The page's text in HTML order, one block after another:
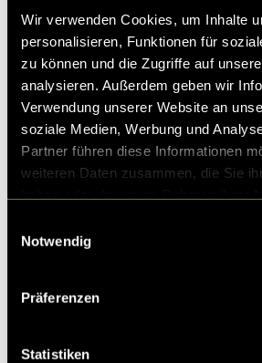
Wir verwenden Cookies, um Inhalte
personalisieren, Funktionen für
zu können und die Zugriffe auf
analysieren. Außerdem geben wir
Verwendung unserer Website an
soziale Medien, Werbung und
Partner führen diese Informationen
weiteren Daten zusammen, die Sie
Notwendig
Präferenzen
Statistiken
Geteilte Räume